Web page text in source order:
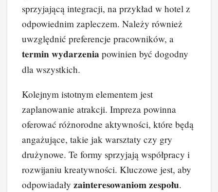
sprzyjającą integracji, na przykład w hotel z
odpowiednim zapleczem. Należy również
uwzględnić preferencje pracowników, a
termin wydarzenia powinien być dogodny
dla wszystkich.
Kolejnym istotnym elementem jest
zaplanowanie atrakcji. Impreza powinna
oferować różnorodne aktywności, które będą
angażujące, takie jak warsztaty czy gry
drużynowe. Te formy sprzyjają współpracy i
rozwijaniu kreatywności. Kluczowe jest, aby
odpowiadały zainteresowaniom zespołu.